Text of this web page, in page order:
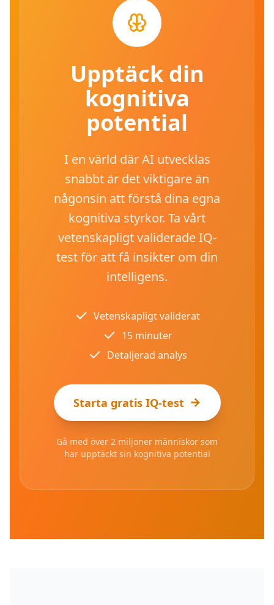
Upptäck din
kognitiva
potential
I en värld där AI utvecklas
snabbt är det viktigare än
någonsin att förstå dina egna
kognitiva styrkor. Ta vårt
vetenskapligt validerade IQ-
test för att få insikter om din
intelligens.
Vetenskapligt validerat
15 minuter
Detaljerad analys
Starta gratis IQ-test
Gå med över 2 miljoner människor som
har upptäckt sin kognitiva potential